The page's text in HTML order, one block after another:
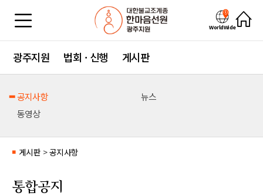
WorldWide
광주지원 법회 · 신행 게시판
공지사항
뉴스
동영상
■ 게시판 >공지사항
통합공지